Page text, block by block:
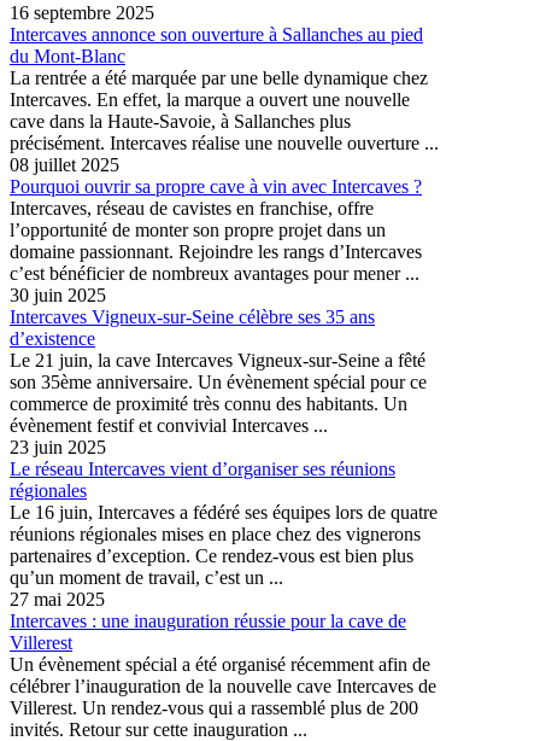
16 septembre 2025
Intercaves annonce son ouverture à Sallanches au pied
du Mont-Blanc
La rentrée a été marquée par une belle dynamique chez
Intercaves. En effet, la marque a ouvert une nouvelle
cave dans la Haute-Savoie, à Sallanches plus
précisément. Intercaves réalise une nouvelle ouverture ...
08 juillet 2025
Pourquoi ouvrir sa propre cave à vin avec Intercaves ?
Intercaves, réseau de cavistes en franchise, offre
l’opportunité de monter son propre projet dans un
domaine passionnant. Rejoindre les rangs d’Intercaves
c’est bénéficier de nombreux avantages pour mener ...
30 juin 2025
Intercaves Vigneux-sur-Seine célèbre ses 35 ans
d’existence
Le 21 juin, la cave Intercaves Vigneux-sur-Seine a fêté
son 35ème anniversaire. Un évènement spécial pour ce
commerce de proximité très connu des habitants. Un
évènement festif et convivial Intercaves ...
23 juin 2025
Le réseau Intercaves vient d’organiser ses réunions
régionales
Le 16 juin, Intercaves a fédéré ses équipes lors de quatre
réunions régionales mises en place chez des vignerons
partenaires d’exception. Ce rendez-vous est bien plus
qu’un moment de travail, c’est un ...
27 mai 2025
Intercaves : une inauguration réussie pour la cave de
Villerest
Un évènement spécial a été organisé récemment afin de
célébrer l’inauguration de la nouvelle cave Intercaves de
Villerest. Un rendez-vous qui a rassemblé plus de 200
invités. Retour sur cette inauguration ...